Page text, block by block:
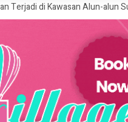
Kawasan Alun-alun